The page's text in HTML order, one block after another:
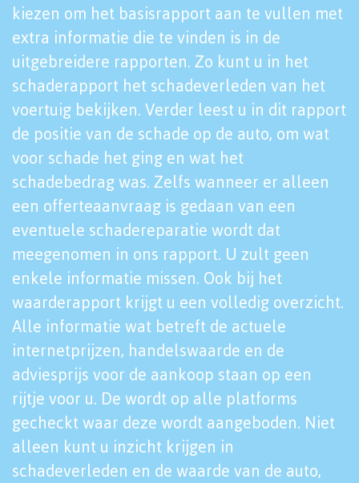
kiezen om het basisrapport aan te vullen met
extra informatie die te vinden is in de
uitgebreidere rapporten. Zo kunt u in het
schaderapport het schadeverleden van het
voertuig bekijken. Verder leest u in dit rapport
de positie van de schade op de auto, om wat
voor schade het ging en wat het
schadebedrag was. Zelfs wanneer er alleen
een offerteaanvraag is gedaan van een
eventuele schadereparatie wordt dat
meegenomen in ons rapport. U zult geen
enkele informatie missen. Ook bij het
waarderapport krijgt u een volledig overzicht.
Alle informatie wat betreft de actuele
internetprijzen, handelswaarde en de
adviesprijs voor de aankoop staan op een
rijtje voor u. De wordt op alle platforms
gecheckt waar deze wordt aangeboden. Niet
alleen kunt u inzicht krijgen in
schadeverleden en de waarde van de auto,